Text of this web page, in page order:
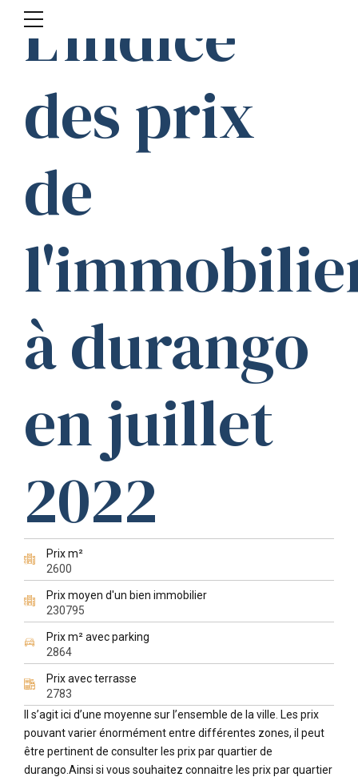
L'indice
des prix
de
à durango
en juillet
2022
Prix m²
2600
Prix moyen d'un bien immobilier
230795
Prix m² avec parking
2864
Prix avec terrasse
2783
Il s’agit ici d’une moyenne sur l’ensemble de la ville. Les prix
pouvant varier énormément entre différentes zones, il peut
être pertinent de consulter les prix par quartier de
durango.Ainsi si vous souhaitez connaitre les prix par quartier